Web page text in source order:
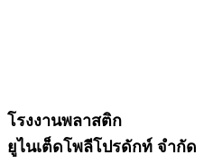
โรงงานพลาสติก
ยูไนเต็ดโพลีโปรดักท์ จำกัด